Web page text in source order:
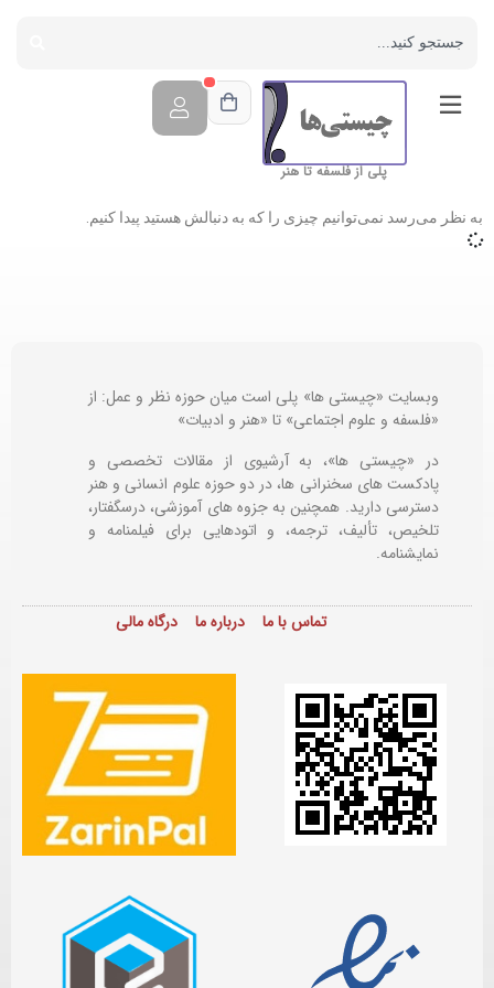
پلی از فلسفه تا هنر
به نظر می‌رسد نمی‌توانیم چیزی را که به دنبالش هستید پیدا کنیم.
وبسایت «چیستی ها» پلی است میان حوزه نظر و عمل: از
«فلسفه و علوم اجتماعی» تا «هنر و ادبیات»
در «چیستی ها»، به آرشیوی از مقالات تخصصی و
پادکست های سخنرانی ها، در دو حوزه علوم انسانی و هنر
دسترسی دارید. همچنین به جزوه های آموزشی، درسگفتار،
تلخیص، تألیف، ترجمه، و اتودهایی برایفیلمنامه و
نمایشنامه.
تماس با ما درباره ما درگاه مالی